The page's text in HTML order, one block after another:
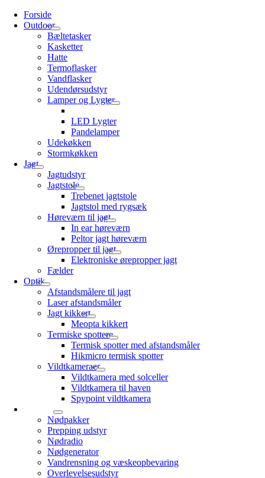
Forside
Outdoor
Bæltetasker
Kasketter
Hatte
Termoflasker
Vandflasker
Udendørsudstyr
Lamper og Lygter
LED Lygter
Pandelamper
Udekøkken
Stormkøkken
Jagt
Jagtudstyr
Jagtstole
Trebenet jagtstole
Jagtstol med rygsæk
Høreværn til jagt
In ear høreværn
Peltor jagt høreværn
Ørepropper til jagt
Elektroniske ørepropper jagt
Fælder
Optik
Afstandsmålere til jagt
Laser afstandsmåler
Jagt kikkert
Meopta kikkert
Termiske spottere
Termisk spotter med afstandsmåler
Hikmicro termisk spotter
Vildtkameraer
Vildtkamera med solceller
Vildtkamera til haven
Spypoint vildtkamera
Prepping
Nødpakker
Prepping udstyr
Nødradio
Nødgenerator
Vandrensning og væskeopbevaring
Overlevelsesudstyr